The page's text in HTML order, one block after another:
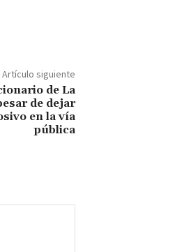
Artículo siguiente
de La
de dejar
en la vía
pública